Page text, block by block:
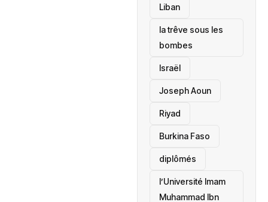
‎Liban
la trêve sous les
bombes
Israël
Joseph Aoun
Riyad
Burkina Faso
diplômés
l’Université Imam
Muhammad Ibn